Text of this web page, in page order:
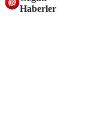
Haberler